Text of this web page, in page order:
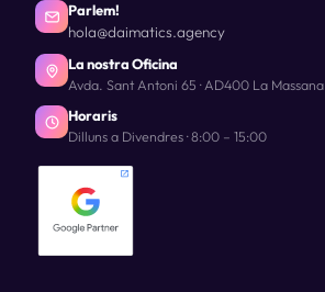
Parlem!
hola@daimatics.agency
La nostra Oficina
Avda. Sant Antoni 65 · AD400 La Massana
Horaris
Dilluns a Divendres · 8:00 – 15:00